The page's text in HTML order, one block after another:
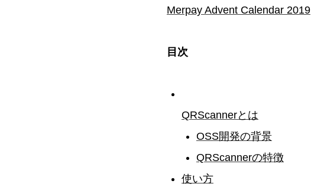
Merpay Advent Calendar 2019
目次
QRScannerとは
OSS開発の背景
QRScannerの特徴
使い方